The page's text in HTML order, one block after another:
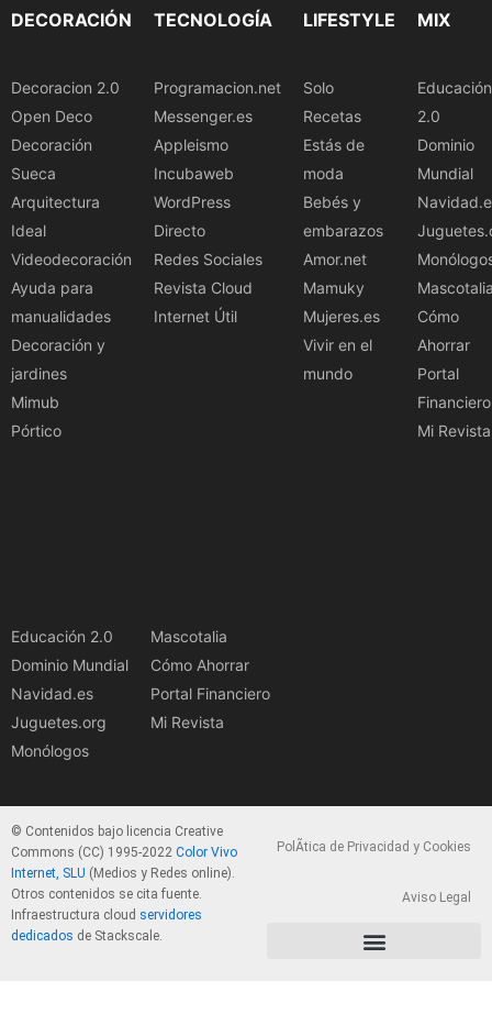
DECORACIÓN
Decoracion 2.0
Open Deco
Decoración
Sueca
Arquitectura
Ideal
Videodecoración
Ayuda para
manualidades
Decoración y
jardines
Mimub
Pórtico
TECNOLOGÍA
Programacion.net
Messenger.es
Appleismo
Incubaweb
WordPress
Directo
Redes Sociales
Revista Cloud
Internet Útil
LIFESTYLE
Solo
Recetas
Estás de
moda
Bebés y
embarazos
Amor.net
Mamuky
Mujeres.es
Vivir en el
mundo
MIX
Educación
2.0
Dominio
Mundial
Cómo
Ahorrar
Portal
Financiero
Mi Revista
Educación 2.0
Dominio Mundial
Navidad.es
Juguetes.org
Monólogos
Mascotalia
Cómo Ahorrar
Portal Financiero
Mi Revista
© Contenidos bajo licencia Creative
Commons (CC) 1995-2022 Color Vivo
Internet, SLU (Medios y Redes online).
Otros contenidos se cita fuente.
Infraestructura cloud servidores
dedicados de Stackscale.
PolÃ­tica de Privacidad y Cookies
Aviso Legal